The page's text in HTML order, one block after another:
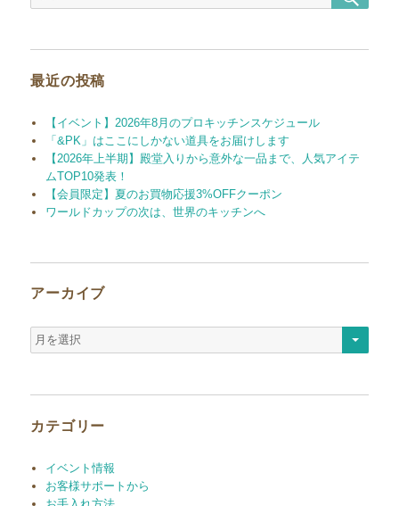
索
索
最近の投稿
【イベント】2026年8月のプロキッチンスケジュール
「&PK」はここにしかない道具をお届けします
【2026年上半期】殿堂入りから意外な一品まで、人気アイテ
ムTOP10発表！
【会員限定】夏のお買物応援3%OFFクーポン
ワールドカップの次は、世界のキッチンへ
アーカイブ
ア
ー
カテゴリー
イベント情報
お客様サポートから